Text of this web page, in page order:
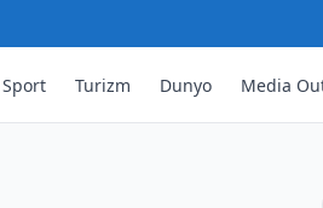
Sport Turizm Dunyo Media